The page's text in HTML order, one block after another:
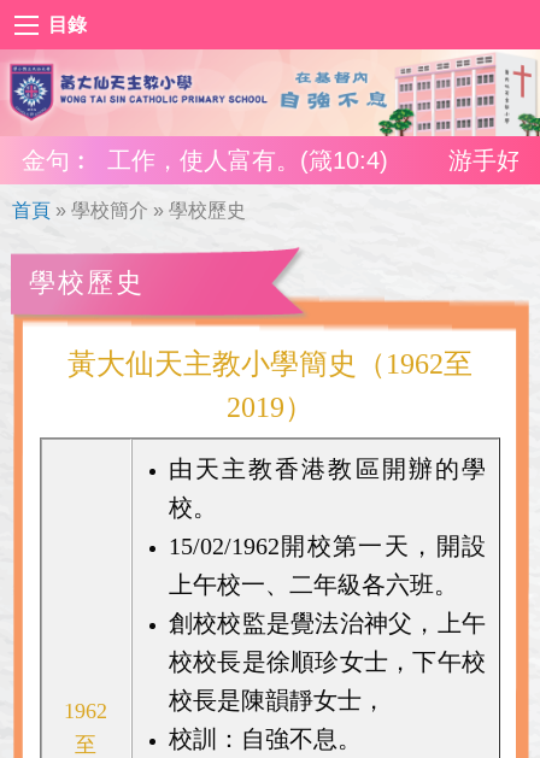
目錄
金句︰
窮;勤奮工作，使人富有。(箴10:4) 游手好
首頁 » 學校簡介 » 學校歷史
學校歷史
黃大仙天主教小學簡史（1962至
2019）
1962
至
由天主教香港教區開辦的學
校。
15/02/1962開校第一天，開設
上午校一、二年級各六班。
創校校監是覺法治神父，上午
校校長是徐順珍女士，下午校
校長是陳韻靜女士，
校訓：自強不息。